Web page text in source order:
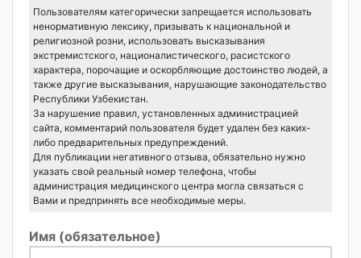
Пользователям категорически запрещается использовать
ненормативную лексику, призывать к национальной и
религиозной розни, использовать высказывания
экстремистского, националистического, расистского
характера, порочащие и оскорбляющие достоинство людей, а
также другие высказывания, нарушающие законодательство
Республики Узбекистан.
За нарушение правил, установленных администрацией
сайта, комментарий пользователя будет удален без каких-
либо предварительных предупреждений.
Для публикации негативного отзыва, обязательно нужно
указать свой реальный номер телефона, чтобы
администрация медицинского центра могла связаться с
Вами и предпринять все необходимые меры.
Имя (обязательное)